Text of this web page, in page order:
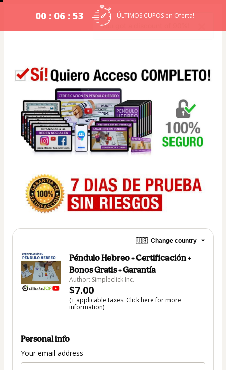
00 : 06 : 52 ÚLTIMOS CUPOS en Oferta!
🇺🇸 Change country
Péndulo Hebreo + Certificación +
Bonos Gratis + Garantía
Author: Simpleclick Inc.
$7.00
(+ applicable taxes. Click herefor more
information)
Personal info
Your email address